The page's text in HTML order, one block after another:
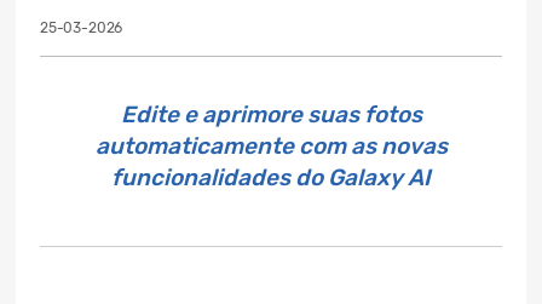
25-03-2026
Edite e aprimore suas fotos
automaticamente com as novas
funcionalidades do Galaxy AI